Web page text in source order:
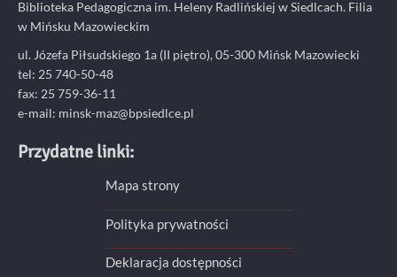
Biblioteka Pedagogiczna im. Heleny Radlińskiej w Siedlcach. Filia
w Mińsku Mazowieckim
ul. Józefa Piłsudskiego 1a (II piętro), 05-300 Mińsk Mazowiecki
tel: 25 740-50-48
fax: 25 759-36-11
e-mail: minsk-maz@bpsiedlce.pl
Przydatne linki:
Mapa strony
Polityka prywatności
Deklaracja dostępności